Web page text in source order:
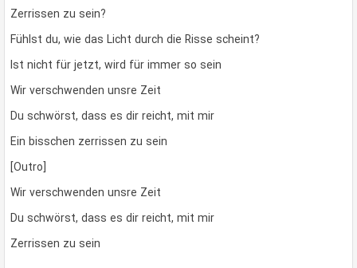
Zerrissen zu sein?
Fühlst du, wie das Licht durch die Risse scheint?
Ist nicht für jetzt, wird für immer so sein
Wir verschwenden unsre Zeit
Du schwörst, dass es dir reicht, mit mir
Ein bisschen zerrissen zu sein
[Outro]
Wir verschwenden unsre Zeit
Du schwörst, dass es dir reicht, mit mir
Zerrissen zu sein